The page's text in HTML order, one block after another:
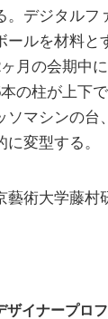
。デジタルフ
ールを材料と
月の会期中
の柱が上下
ソマシンの台
変型する。
術大学藤村
ザイナープロ